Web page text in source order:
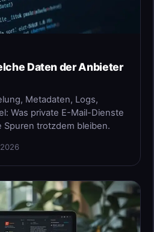
Daten der Anbieter
Metadaten, Logs,
Was private E-Mail-Dienste
trotzdem bleiben.